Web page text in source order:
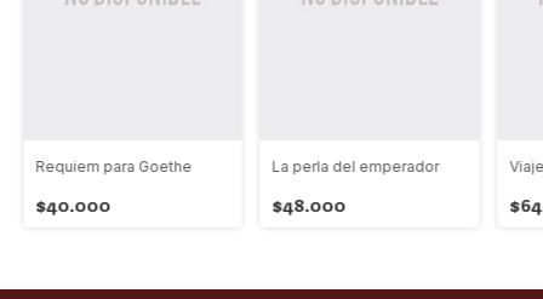
Requiem para Goethe
$40.000
La perla del emperador
$48.000